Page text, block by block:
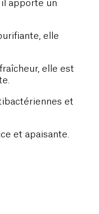
il apporte un
elle
elle est
et
et apaisante.